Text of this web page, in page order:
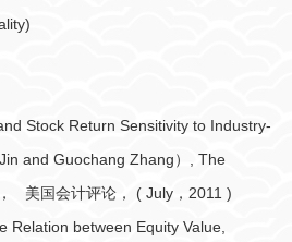
Stock Return Sensitivity to Industry-
and Guochang Zhang）, The
美国会计评论， ( July，2011 )
Relation between Equity Value,